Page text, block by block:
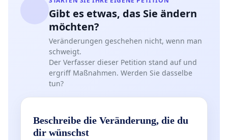
Gibt es etwas, das Sie ändern
möchten?
Veränderungen geschehen nicht, wenn man
schweigt.
Der Verfasser dieser Petition stand auf und
ergriff Maßnahmen. Werden Sie dasselbe
tun?
Beschreibe die Veränderung, die du
dir wünschst